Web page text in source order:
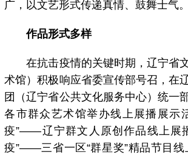
广，以文艺形式传递真情、鼓舞士气。
作品形式多样
在抗击疫情的关键时期，辽宁省
术馆）积极响应省委宣传部号召，在
团（辽宁省公共文化服务中心）统一
各市群众艺术馆举办线上展播展示
疫”——辽宁群文人原创作品线上展
疫”——三省一区“群星奖”精品节目线